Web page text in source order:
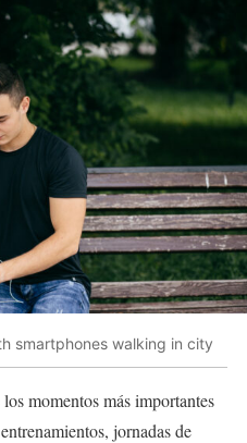
smartphones walking in city
momentos más importantes
jornadas de